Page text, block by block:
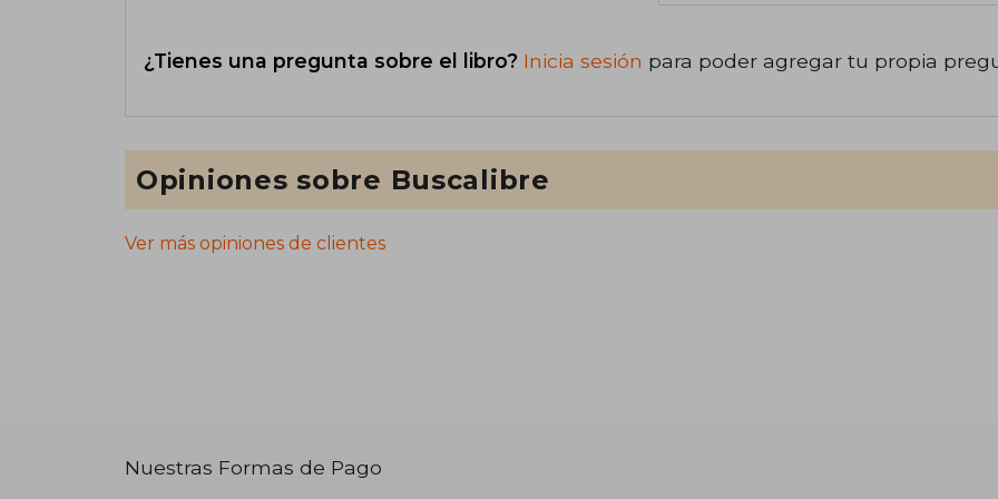
¿Tienes una pregunta sobre el libro? Inicia sesión para poder agregar tu propia
Opiniones sobre Buscalibre
Ver más opiniones de clientes
Nuestras Formas de Pago